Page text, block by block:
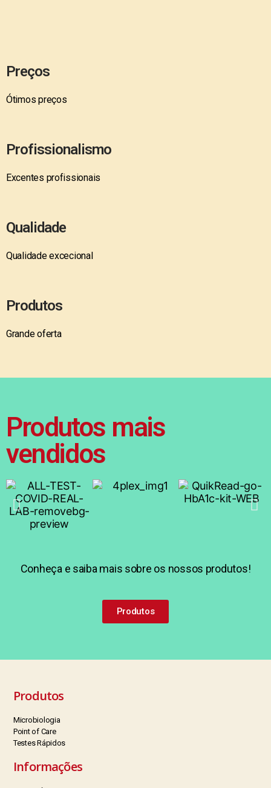
Preços
Ótimos preços
Profissionalismo
Excentes profissionais
Qualidade
Qualidade excecional
Produtos
Grande oferta
Produtos mais
vendidos
Conheça e saiba mais sobre os nossos produtos!
Produtos
Produtos
Microbiologia
Point of Care
Testes Rápidos
Informações